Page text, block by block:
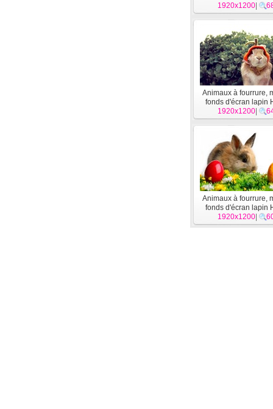
1920x1200
Animaux à fourrure,
fonds d'écran lapin
1920x1200
Animaux à fourrure,
fonds d'écran lapin
1920x1200